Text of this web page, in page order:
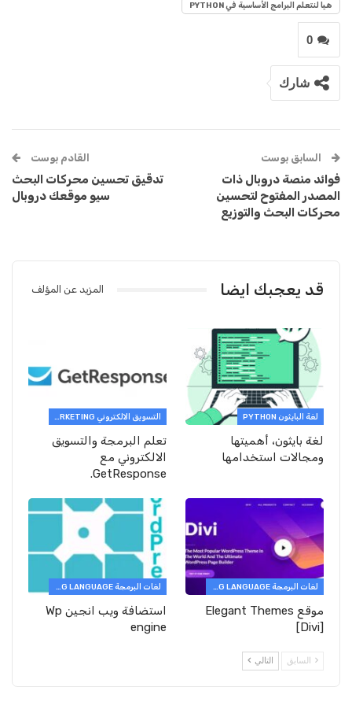
هيا لنتعلم البرامج الأساسية في PYTHON
0
شارك
السابق بوست
فوائد منصة دروبال ذات
المصدر المفتوح لتحسين
محركات البحث والتوزيع
القادم بوست
تدقيق تحسين محركات البحث
سيو موقعك دروبال
قد يعجبك ايضا المزيد عن المؤلف
لغة البايثون PYTHON
لغة بايثون، أهميتها
ومجالات استخدامها
التسويق الالكتروني E-MARKETING
تعلم البرمجة والتسويق
الالكتروني مع
GetResponse.
لغات البرمجة PROGRAMMING LANGUAGE
موقع Elegant Themes
[Divi]
لغات البرمجة PROGRAMMING LANGUAGE
استضافة ويب انجين Wp
engine
السابق التالي